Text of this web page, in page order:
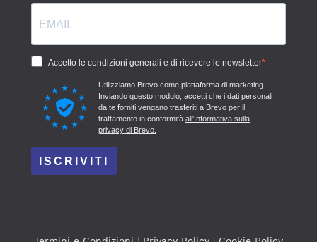
Accetto le condizioni generali e di ricevere le newsletter
Utilizziamo Brevo come piattaforma di marketing.
Inviando questo modulo, accetti che i dati personali
da te forniti vengano trasferiti a Brevo per il
trattamento in conformità all'Informativa sulla
privacy di Brevo.
ISCRIVITI